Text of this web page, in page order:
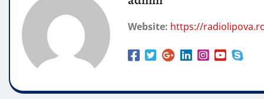
Website: https://